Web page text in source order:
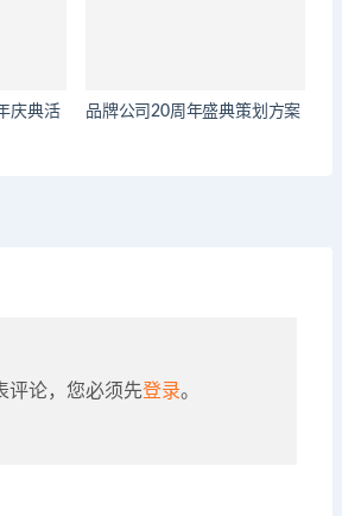
庆典活
品牌公司20周年盛典策划方案
评论，您必须先登录。